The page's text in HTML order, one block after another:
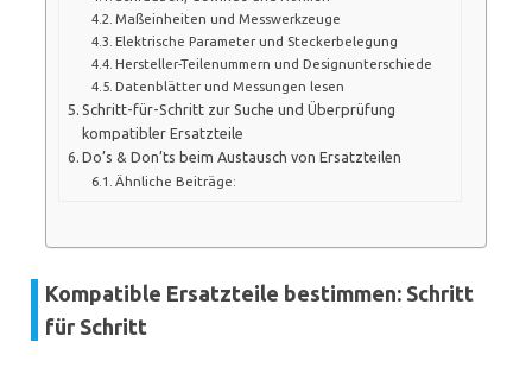
Maßeinheiten und Messwerkzeuge
Elektrische Parameter und Steckerbelegung
Hersteller-Teilenummern und Designunterschiede
Datenblätter und Messungen lesen
Schritt-für-Schritt zur Suche und Überprüfung
kompatibler Ersatzteile
Do’s & Don’ts beim Austausch von Ersatzteilen
Ähnliche Beiträge:
Kompatible Ersatzteile bestimmen: Schritt
für Schritt